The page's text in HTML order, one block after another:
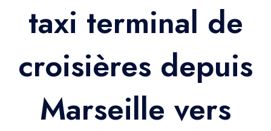
Accueil
Nos services
Nos services
Trajet Gare SNCF
Réservation
taxi terminal de
croisières depuis
Marseille vers